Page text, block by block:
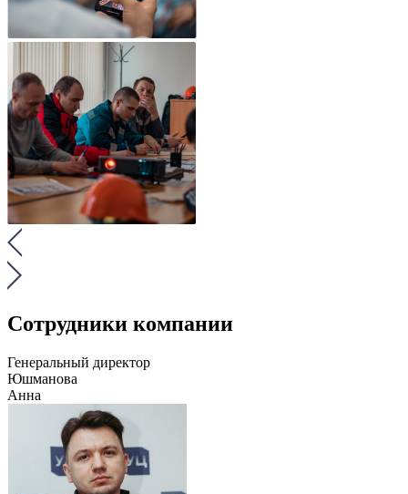
Сотрудники компании
Генеральный директор
Юшманова
Анна